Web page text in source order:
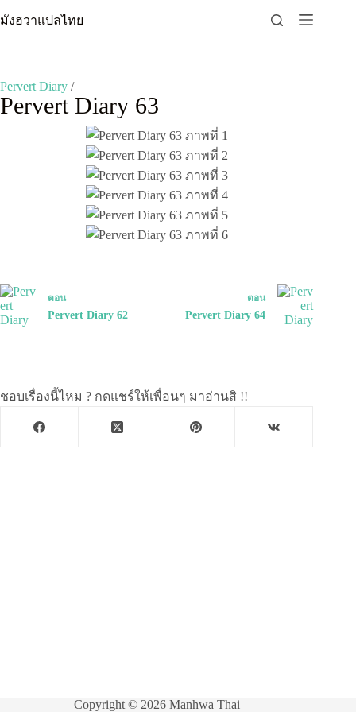
to
มังฮวาแปลไทย
Pervert Diary /
Pervert Diary 63
ตอน
Pervert Diary 62
ตอน
Pervert Diary 64
ชอบเรื่องนี้ไหม ? กดแชร์ให้เพื่อนๆ มาอ่านสิ !!
Copyright © 2026 Manhwa Thai